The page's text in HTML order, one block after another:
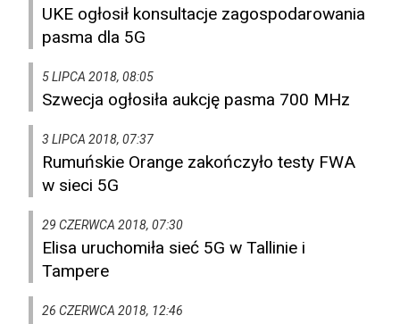
UKE ogłosił konsultacje zagospodarowania
pasma dla 5G
5 LIPCA 2018, 08:05
Szwecja ogłosiła aukcję pasma 700 MHz
3 LIPCA 2018, 07:37
Rumuńskie Orange zakończyło testy FWA
w sieci 5G
29 CZERWCA 2018, 07:30
Elisa uruchomiła sieć 5G w Tallinie i
Tampere
26 CZERWCA 2018, 12:46